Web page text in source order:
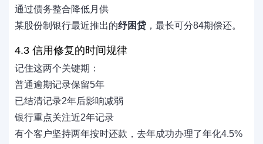
通过债务整合降低月供
某股份制银行最近推出的纾困贷 ，最长可分84期偿还。
4.3 信用修复的时间规律
记住这两个关键期：
普通逾期记录保留5年
已结清记录2年后影响减弱
银行重点关注近2年记录
有个客户坚持两年按时还款，去年成功办理了年化4.5%